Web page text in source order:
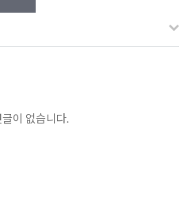
이 없습니다.